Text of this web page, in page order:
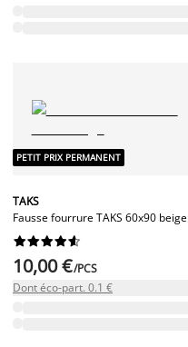
PETIT PRIX PERMANENT
TAKS
Fausse fourrure TAKS 60x90 beige






10,00 €/PCS
Dont éco-part. 0.1 €